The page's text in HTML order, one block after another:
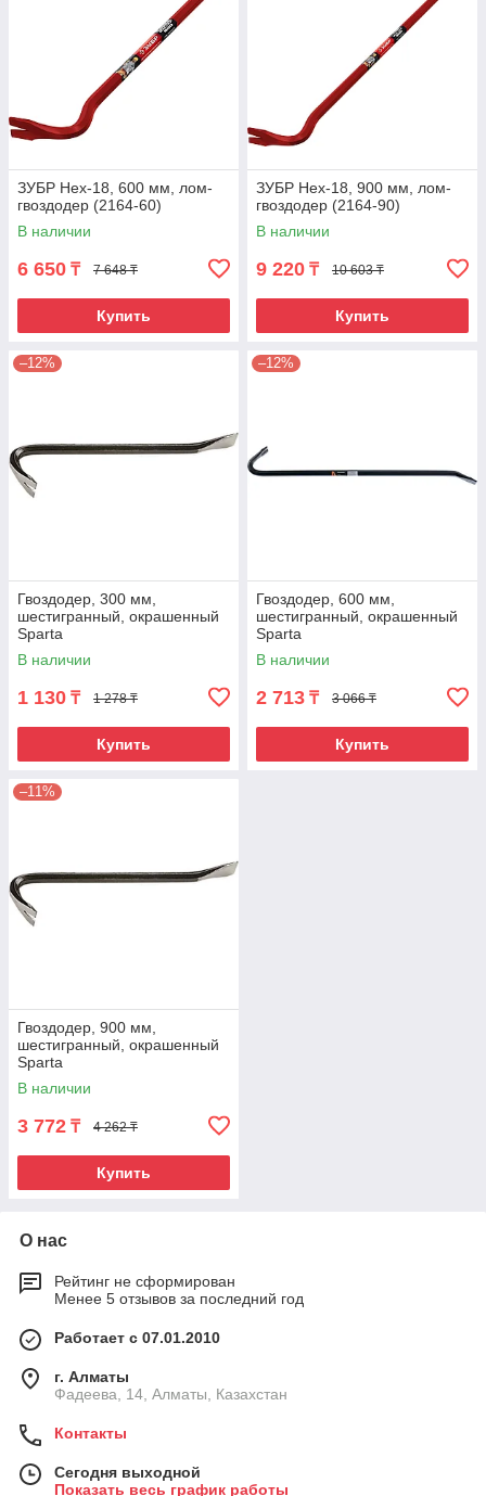
ЗУБР Hex-18, 600 мм, лом-
гвоздодер (2164-60)
В наличии
6 650 ₸ 7 648 ₸
Купить
ЗУБР Hex-18, 900 мм, лом-
гвоздодер (2164-90)
В наличии
9 220 ₸ 10 603 ₸
Купить
–12%
Гвоздодер, 300 мм,
шестигранный, окрашенный
Sparta
В наличии
1 130 ₸ 1 278 ₸
Купить
–12%
Гвоздодер, 600 мм,
шестигранный, окрашенный
Sparta
В наличии
2 713 ₸ 3 066 ₸
Купить
–11%
Гвоздодер, 900 мм,
шестигранный, окрашенный
Sparta
В наличии
3 772 ₸ 4 262 ₸
Купить
О нас
Рейтинг не сформирован
Менее 5 отзывов за последний год
Работает с 07.01.2010
г. Алматы
Фадеева, 14, Алматы, Казахстан
Контакты
Сегодня выходной
Показать весь график работы